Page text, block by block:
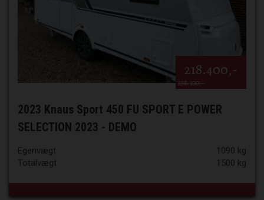
218.400,-
238.100,-
2023 Knaus Sport 450 FU SPORT E POWER
SELECTION 2023 - DEMO
Egenvægt
1090 kg
Totalvægt
1500 kg